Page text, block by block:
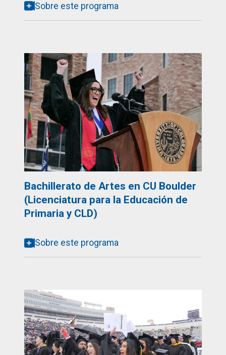
Sobre este programa
Bachillerato de Artes en CU Boulder
(Licenciatura para la Educación de
Primaria y CLD)
Sobre este programa